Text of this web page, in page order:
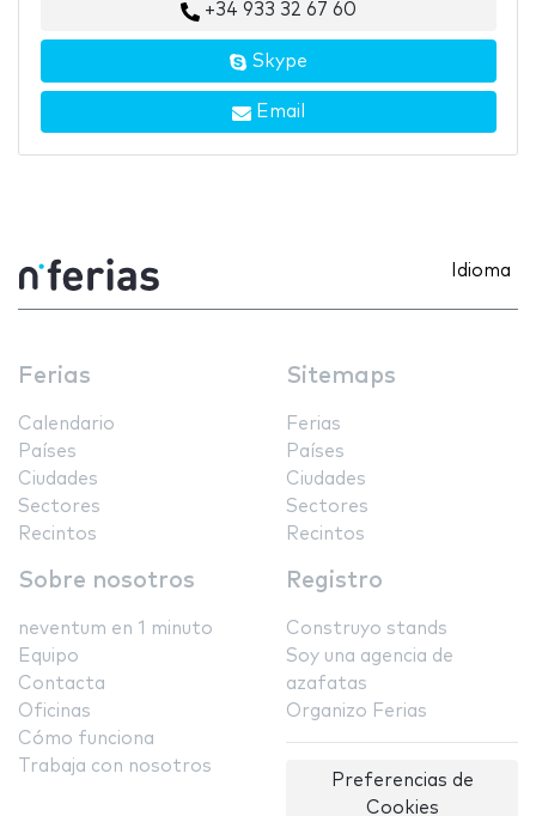
+34 933 32 67 60
Skype
Email
Idioma
Ferias
Calendario
Países
Ciudades
Sectores
Recintos
Sitemaps
Ferias
Países
Ciudades
Sectores
Recintos
Sobre nosotros
neventum en 1 minuto
Equipo
Contacta
Oficinas
Cómo funciona
Trabaja con nosotros
Registro
Construyo stands
Soy una agencia de
azafatas
Organizo Ferias
Preferencias de
Cookies